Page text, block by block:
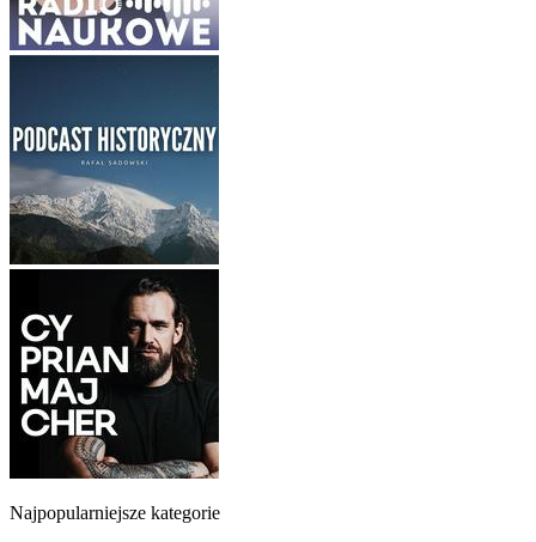
Najpopularniejsze kategorie